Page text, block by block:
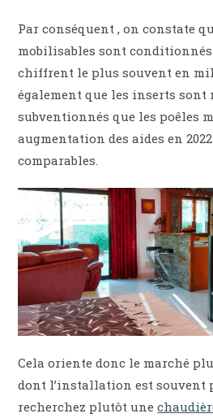
Par conséquent , on constate
mobilisables sont
chiffrent le plus souvent en
également que les inserts sont
subventionnés que les poêles
augmentation des aides en
comparables.
Cela oriente donc le marché
dont l’installation est souvent
recherchez plutôt une